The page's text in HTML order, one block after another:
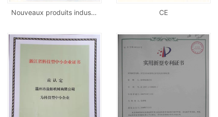
Nouveaux produits industriels provinciaux CE